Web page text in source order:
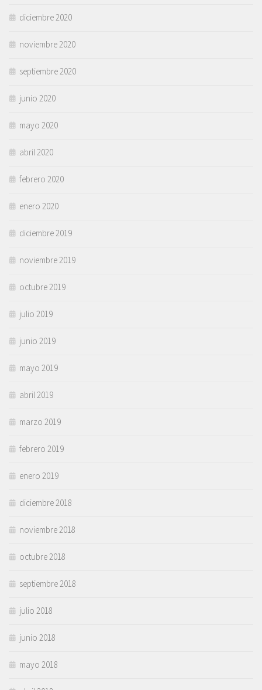
diciembre 2020
noviembre 2020
septiembre 2020
junio 2020
mayo 2020
abril 2020
febrero 2020
enero 2020
diciembre 2019
noviembre 2019
octubre 2019
julio 2019
junio 2019
mayo 2019
abril 2019
marzo 2019
febrero 2019
enero 2019
diciembre 2018
noviembre 2018
octubre 2018
septiembre 2018
julio 2018
junio 2018
mayo 2018